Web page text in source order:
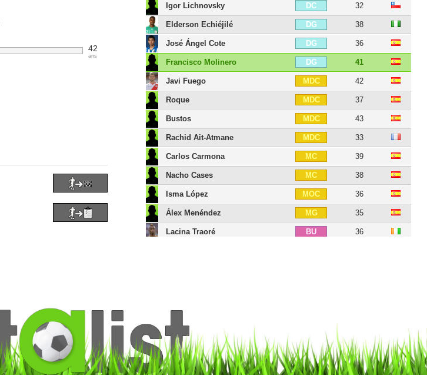
42
ans
Igor Lichnovsky DC 32
Elderson Echiéjilé DG 38
José Ángel Cote DG 36
Francisco Molinero DG 41
Javi Fuego MDC 42
Roque MDC 37
Bustos MDC 43
Rachid Ait-Atmane MDC 33
Carlos Carmona MC 39
Nacho Cases MC 38
Isma López MOC 36
Álex Menéndez MG 35
Lacina Traoré BU 36